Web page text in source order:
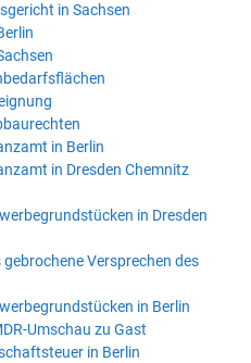
in Sachsen
in Berlin
in Dresden Chemnitz
in Dresden
Versprechen des
in Berlin
Umschau zu Gast
in Berlin